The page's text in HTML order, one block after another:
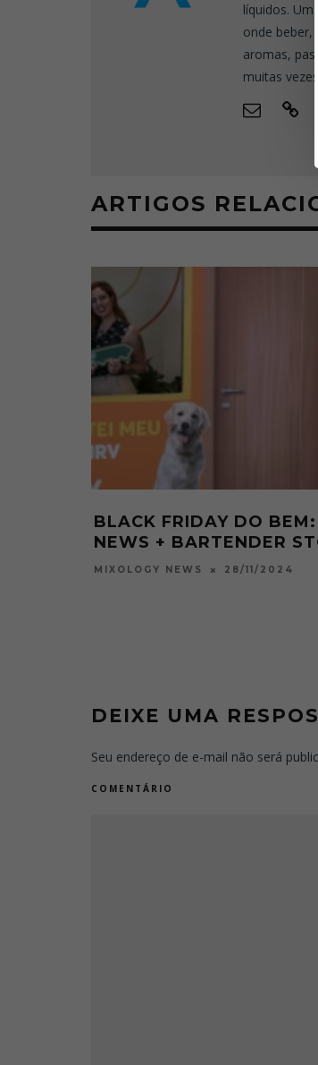
líquidos.
onde beber,
aromas,
muitas
ARTIGOS
BLACK FRIDAY DO
NEWS + BARTENDER
MIXOLOGY NEWS 28/11/2024
DEIXE UMA
Seu endereço de e-mail não será
COMENTÁRIO